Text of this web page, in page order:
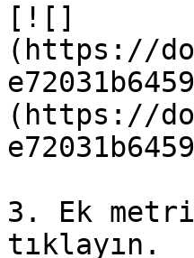
[![]
(https://
(https://
3. Ek
tıklayın.